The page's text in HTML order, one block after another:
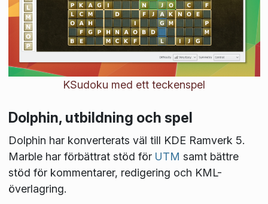
KSudoku med ett teckenspel
Dolphin, utbildning och spel
Dolphin har konverterats väl till KDE Ramverk 5.
Marble har förbättrat stöd för UTM samt bättre
stöd för kommentarer, redigering och KML-
överlagring.